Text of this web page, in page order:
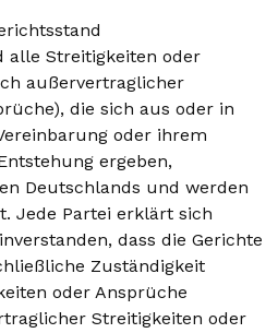
alle Streitigkeiten oder
außervertraglicher
die sich aus oder in
oder ihrem
ergeben,
Deutschlands und werden
Jede Partei erklärt sich
dass die Gerichte
Zuständigkeit
oder Ansprüche
Streitigkeiten oder